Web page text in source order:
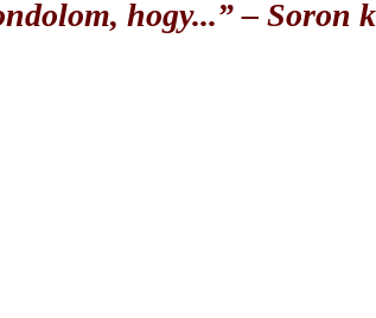
hogy...” – Soron